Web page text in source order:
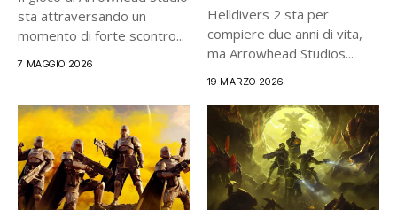
sta attraversando un
momento di forte scontro...
7 MAGGIO 2026
Helldivers 2 sta per
compiere due anni di vita,
ma Arrowhead Studios...
19 MARZO 2026